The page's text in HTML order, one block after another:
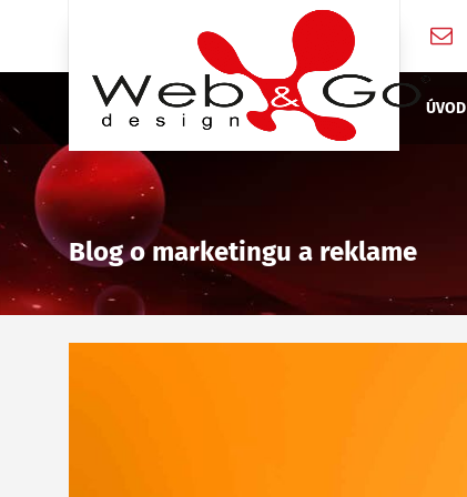
ÚVOD
Blog o marketingu a reklame